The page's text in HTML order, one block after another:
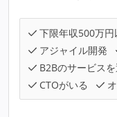
下限年収500万円
アジャイル開発
B2Bのサービス
CTOがいる